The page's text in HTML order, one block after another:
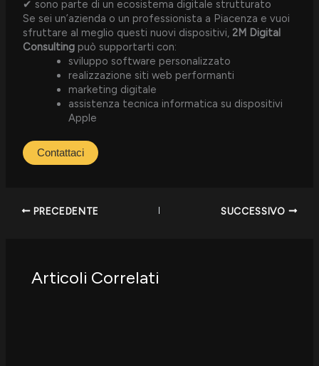
✔ sono parte di un ecosistema digitale strutturato
Se sei un’azienda o un professionista a Piacenza e vuoi
sfruttare al meglio questi nuovi dispositivi,2M Digital
Consulting può supportarti con:
sviluppo software personalizzato
realizzazione siti web performanti
marketing digitale
assistenza tecnica informatica su dispositivi
Apple
Contattaci
PRECEDENTE SUCCESSIVO
Articoli Correlati